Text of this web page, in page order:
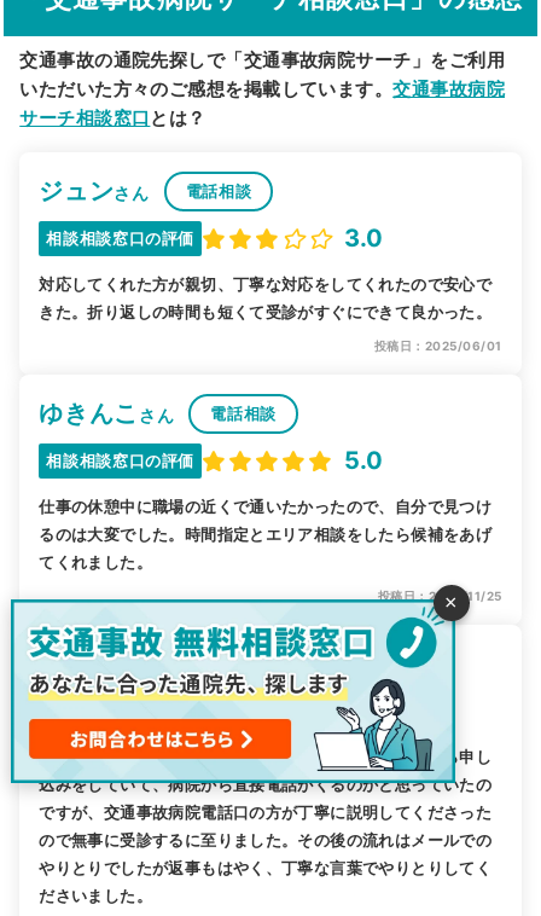
交通事故の通院先探しで「交通事故病院サーチ」をご利用
いただいた方々のご感想を掲載しています。交通事故病院
サーチ相談窓口 とは？
ジュンさん 電話相談
相談相談窓口の評価 3.0
対応してくれた方が親切、丁寧な対応をしてくれたので安心で
きた。折り返しの時間も短くて受診がすぐにできて良かった。
投稿日：2025/06/01
ゆきんこ さん 電話相談
相談相談窓口の評価 5.0
仕事の休憩中に職場の近くで通いたかったので、自分で見つけ
るのは大変でした。時間指定とエリア相談をしたら候補をあげ
てくれました。
投稿日：2024/11/25
mkkl さん 電話相談
5.0
はじめは交通事故病院というサイトを知らずにこちらから申し
込みをしていて、病院から直接電話がくるのかと思っていたの
ですが、交通事故病院電話口の方が丁寧に説明してくださった
ので無事に受診するに至りました。その後の流れはメールでの
やりとりでしたが返事もはやく、丁寧な言葉でやりとりしてく
ださいました。
×